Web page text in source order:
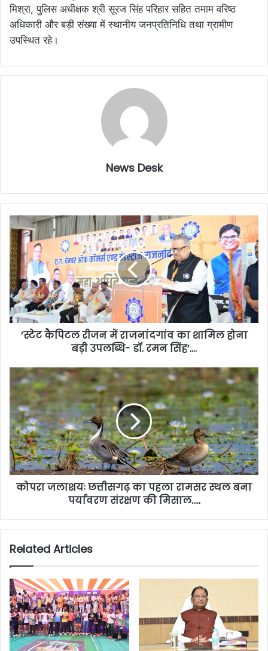
मिश्रा, पुलिस अधीक्षक श्री सूरज सिंह परिहार सहित तमाम वरिष्ठ
अधिकारी और बड़ी संख्या में स्थानीय जनप्रतिनिधि तथा ग्रामीण
उपस्थित रहे।
News Desk
’स्टेट कैपिटल रीजन में राजनांदगांव का शामिल होना
बड़ी उपलब्धि- डॉ. रमन सिंह’….
कोपरा जलाशयः छत्तीसगढ़ का पहला रामसर स्थल बना
पर्यावरण संरक्षण की मिसाल…..
Related Articles